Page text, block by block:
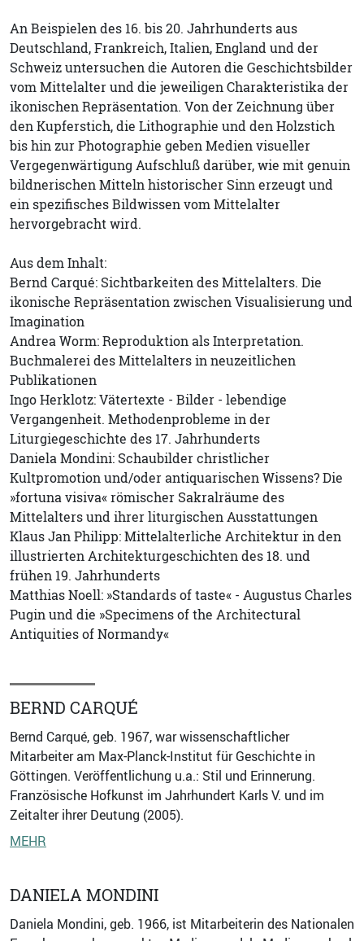
An Beispielen des 16. bis 20. Jahrhunderts aus
Deutschland, Frankreich, Italien, England und der
Schweiz untersuchen die Autoren die Geschichtsbilder
vom Mittelalter und die jeweiligen Charakteristika der
ikonischen Repräsentation. Von der Zeichnung über
den Kupferstich, die Lithographie und den Holzstich
bis hin zur Photographie geben Medien visueller
Vergegenwärtigung Aufschluß darüber, wie mit genuin
bildnerischen Mitteln historischer Sinn erzeugt und
ein spezifisches Bildwissen vom Mittelalter
hervorgebracht wird.
Aus dem Inhalt:
Bernd Carqué: Sichtbarkeiten des Mittelalters. Die
ikonische Repräsentation zwischen Visualisierung und
Imagination
Andrea Worm: Reproduktion als Interpretation.
Buchmalerei des Mittelalters in neuzeitlichen
Publikationen
Ingo Herklotz: Vätertexte - Bilder - lebendige
Vergangenheit. Methodenprobleme in der
Liturgiegeschichte des 17. Jahrhunderts
Daniela Mondini: Schaubilder christlicher
Kultpromotion und/oder antiquarischen Wissens? Die
»fortuna visiva« römischer Sakralräume des
Mittelalters und ihrer liturgischen Ausstattungen
Klaus Jan Philipp: Mittelalterliche Architektur in den
illustrierten Architekturgeschichten des 18. und
frühen 19. Jahrhunderts
Matthias Noell: »Standards of taste« - Augustus Charles
Pugin und die »Specimens of the Architectural
Antiquities of Normandy«
BERND CARQUÉ
Bernd Carqué, geb. 1967, war wissenschaftlicher
Mitarbeiter am Max-Planck-Institut für Geschichte in
Göttingen. Veröffentlichung u.a.: Stil und Erinnerung.
Französische Hofkunst im Jahrhundert Karls V. und im
Zeitalter ihrer Deutung (2005).
MEHR
DANIELA MONDINI
Daniela Mondini, geb. 1966, ist Mitarbeiterin des Nationalen